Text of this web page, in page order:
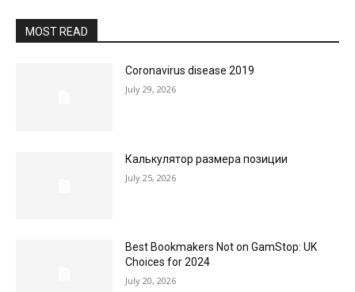
MOST READ
Coronavirus disease 2019
July 29, 2026
Калькулятор размера позиции
July 25, 2026
Best Bookmakers Not on GamStop: UK
Choices for 2024
July 20, 2026